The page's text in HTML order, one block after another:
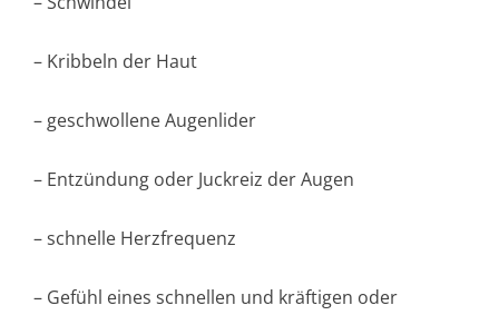
– Kribbeln der Haut
– geschwollene Augenlider
– Entzündung oder Juckreiz der Augen
– schnelle Herzfrequenz
– Gefühl eines schnellen und kräftigen oder